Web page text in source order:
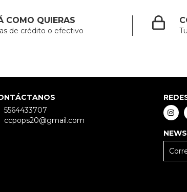
COMO QUIERAS
de crédito o efectivo
5564433707
ccpops20@gmail.com